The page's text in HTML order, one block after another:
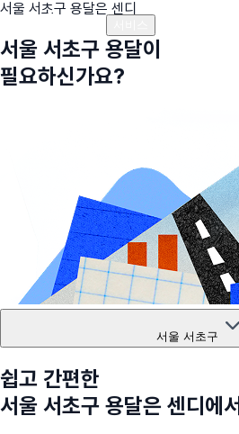
서울 서초구 용달은 센디
서울 서초구 용달이
필요하신가요?
서울 서초구
쉽고 간편한
서울 서초구 용달은 센디에서